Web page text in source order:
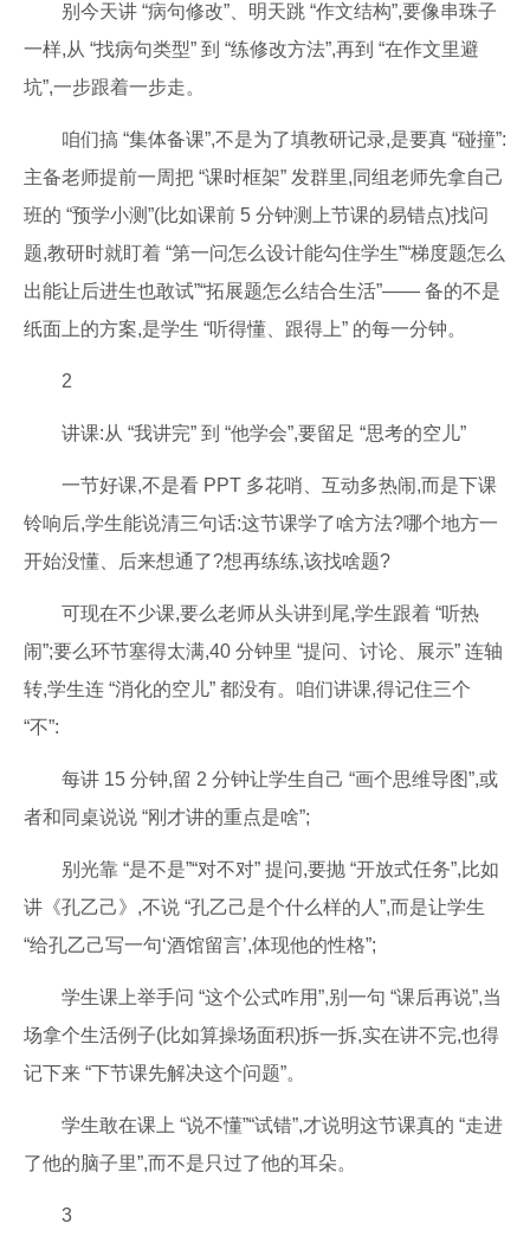
别今天讲 “病句修改”、明天跳 “作文结构”,要像串珠子
一样,从 “找病句类型” 到 “练修改方法”,再到 “在作文里避
坑”,一步跟着一步走。
咱们搞 “集体备课”,不是为了填教研记录,是要真 “碰撞”:
主备老师提前一周把 “课时框架” 发群里,同组老师先拿自己
班的 “预学小测”(比如课前 5 分钟测上节课的易错点)找问
题,教研时就盯着 “第一问怎么设计能勾住学生”“梯度题怎么
出能让后进生也敢试”“拓展题怎么结合生活”—— 备的不是
纸面上的方案,是学生 “听得懂、跟得上” 的每一分钟。
2
讲课:从 “我讲完” 到 “他学会”,要留足 “思考的空儿”
一节好课,不是看 PPT 多花哨、互动多热闹,而是下课
铃响后,学生能说清三句话:这节课学了啥方法?哪个地方一
开始没懂、后来想通了?想再练练,该找啥题?
可现在不少课,要么老师从头讲到尾,学生跟着 “听热
闹”;要么环节塞得太满,40 分钟里 “提问、讨论、展示” 连轴
转,学生连 “消化的空儿” 都没有。咱们讲课,得记住三个
“不”:
每讲 15 分钟,留 2 分钟让学生自己 “画个思维导图”,或
者和同桌说说 “刚才讲的重点是啥”;
别光靠 “是不是”“对不对” 提问,要抛 “开放式任务”,比如
讲《孔乙己》,不说 “孔乙己是个什么样的人”,而是让学生
“给孔乙己写一句‘酒馆留言’,体现他的性格”;
学生课上举手问 “这个公式咋用”,别一句 “课后再说”,当
场拿个生活例子(比如算操场面积)拆一拆,实在讲不完,也得
记下来 “下节课先解决这个问题”。
学生敢在课上 “说不懂”“试错”,才说明这节课真的 “走进
了他的脑子里”,而不是只过了他的耳朵。
3